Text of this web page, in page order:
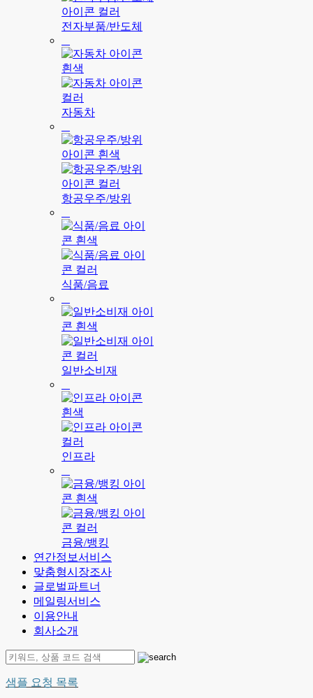
전자부품/반도체
자동차
항공우주/방위
식품/음료
일반소비재
인프라
금융/뱅킹
연간정보서비스
맞춤형시장조사
글로벌파트너
메일링서비스
이용안내
회사소개
샘플 요청 목록